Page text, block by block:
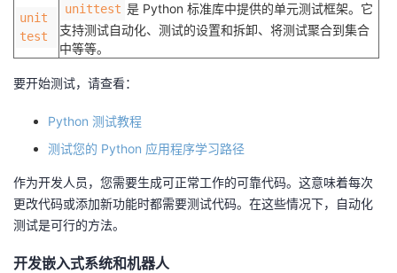
unit
test
unittest 是 Python 标准库中提供的单元测试框架。它
支持测试自动化、测试的设置和拆卸、将测试聚合到集合
中等等。
要开始测试，请查看：
Python 测试教程
测试您的 Python 应用程序学习路径
作为开发人员，您需要生成可正常工作的可靠代码。这意味着每次
更改代码或添加新功能时都需要测试代码。在这些情况下，自动化
测试是可行的方法。
开发嵌入式系统和机器人